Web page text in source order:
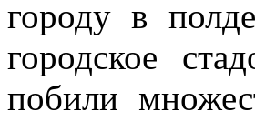
городу в
городское
побили